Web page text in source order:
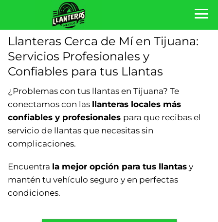
Llanteras Cerca de Mí en Tijuana:
Servicios Profesionales y
Confiables para tus Llantas
¿Problemas con tus llantas en Tijuana? Te
conectamos con las llanteras locales más
confiables y profesionales para que recibas el
servicio de llantas que necesitas sin
complicaciones.
Encuentra la mejor opción para tus llantas y
mantén tu vehículo seguro y en perfectas
condiciones.